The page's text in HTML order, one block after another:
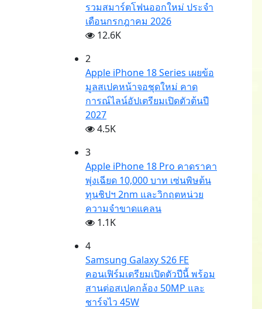
รวมสมาร์ตโฟนออกใหม่ ประจำ
เดือนกรกฎาคม 2026
12.6K
2
Apple iPhone 18 Series เผยข้อ
มูลสเปคหน้าจอชุดใหม่ คาด
การณ์ไลน์อัปเตรียมเปิดตัวต้นปี
2027
4.5K
3
Apple iPhone 18 Pro คาดราคา
พุ่งเฉียด 10,000 บาท เซ่นพิษต้น
ทุนชิปฯ 2nm และวิกฤตหน่วย
ความจำขาดแคลน
1.1K
4
Samsung Galaxy S26 FE
คอนเฟิร์มเตรียมเปิดตัวปีนี้ พร้อม
สานต่อสเปคกล้อง 50MP และ
ชาร์จไว 45W